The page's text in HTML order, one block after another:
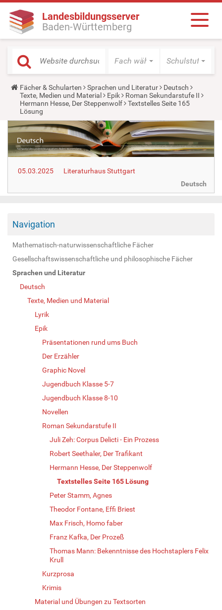
Landesbildungsserver
Baden-Württemberg
Fach wählen Schulstufe
Y
o
u
a
r
e
h
e
r
e
Fächer & Schularten Sprachen und Literatur
Deutsch
Texte, Medien und Material
Epik
Roman Sekundarstufe II
Hermann Hesse, Der Steppenwolf
Textstelles Seite 165
Lösung
05.03.2025
Literaturhaus Stuttgart
Deutsch
Navigation
Mathematisch-naturwissenschaftliche Fächer
Gesellschaftswissenschaftliche und philosophische Fächer
Sprachen und Literatur
Deutsch
Texte, Medien und Material
Lyrik
Epik
Präsentationen rund ums Buch
Der Erzähler
Graphic Novel
Jugendbuch Klasse 5-7
Jugendbuch Klasse 8-10
Novellen
Roman Sekundarstufe II
Juli Zeh: Corpus Delicti - Ein Prozess
Robert Seethaler, Der Trafikant
Hermann Hesse, Der Steppenwolf
Textstelles Seite 165 Lösung
Peter Stamm, Agnes
Theodor Fontane, Effi Briest
Max Frisch, Homo faber
Franz Kafka, Der Prozeß
Thomas Mann: Bekenntnisse des Hochstaplers Felix
Krull
Kurzprosa
Krimis
Material und Übungen zu Textsorten